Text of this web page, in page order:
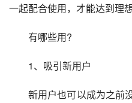
一起配合使用，才能达到理
有哪些用?
1、吸引新用户
新用户也可以成为之前